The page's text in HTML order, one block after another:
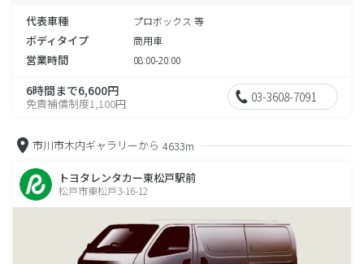
代表車種 プロボックス 等
ボディタイプ 商用車
営業時間 08:00-20:00
6時間まで6,600円
免責補償制度1,100円 03-3608-7091
市川市木内ギャラリーから 4633m
トヨタレンタカー東松戸駅前
松戸市東松戸3-16-12